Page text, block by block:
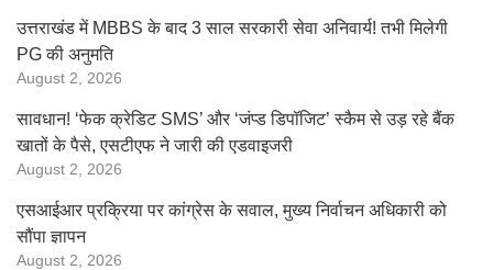
उत्तराखंड में MBBS के बाद 3 साल सरकारी सेवा अनिवार्य! तभी मिलेगी
PG की अनुमति
August 2, 2026
सावधान! ‘फेक क्रेडिट SMS’ और ‘जंप्ड डिपॉजिट’ स्कैम से उड़ रहे बैंक
खातों के पैसे, एसटीएफ ने जारी की एडवाइजरी
August 2, 2026
एसआईआर प्रक्रिया पर कांग्रेस के सवाल, मुख्य निर्वाचन अधिकारी को
सौंपा ज्ञापन
August 2, 2026